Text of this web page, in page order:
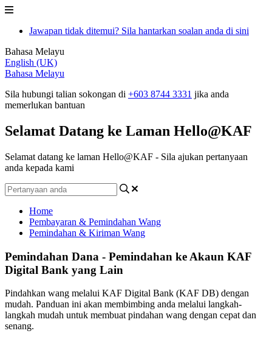
Jawapan tidak ditemui? Sila hantarkan soalan anda di sini
Bahasa Melayu
English (UK)
Bahasa Melayu
Sila hubungi talian sokongan di +603 8744 3331 jika anda
memerlukan bantuan
Selamat Datang ke Laman Hello@KAF
Selamat datang ke laman Hello@KAF - Sila ajukan pertanyaan
anda kepada kami
Home
Pembayaran & Pemindahan Wang
Pemindahan & Kiriman Wang
Pemindahan Dana - Pemindahan ke Akaun KAF
Digital Bank yang Lain
Pindahkan wang melalui KAF Digital Bank (KAF DB) dengan
mudah. Panduan ini akan membimbing anda melalui langkah-
langkah mudah untuk membuat pindahan wang dengan cepat dan
senang.